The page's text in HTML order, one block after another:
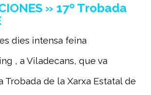
» 17º Trobada
dies intensa feina
, a Viladecans, que va
Trobada de la Xarxa Estatal de